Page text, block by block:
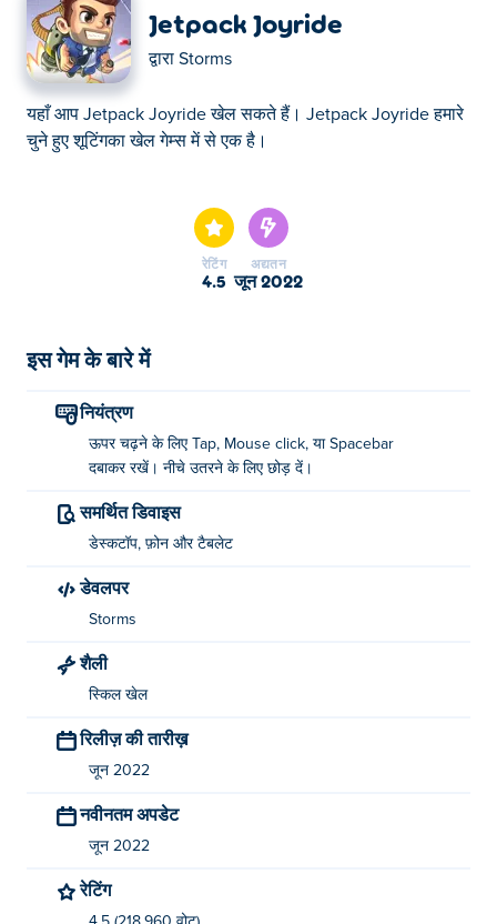
Jetpack Joyride
द्वारा Storms
यहाँ आप Jetpack Joyride खेल सकते हैं। Jetpack Joyride हमारे
चुने हुए शूटिंगका खेल गेम्स में से एक है।
रेटिंग
4.5
अद्यतन
जून 2022
इस गेम के बारे में
नियंत्रण
ऊपर चढ़ने के लिए Tap, Mouse click, या Spacebar
दबाकर रखें। नीचे उतरने के लिए छोड़ दें।
समर्थित डिवाइस
डेस्कटॉप, फ़ोन और टैबलेट
डेवलपर
Storms
शैली
स्किल खेल
रिलीज़ की तारीख़
जून 2022
नवीनतम अपडेट
जून 2022
रेटिंग